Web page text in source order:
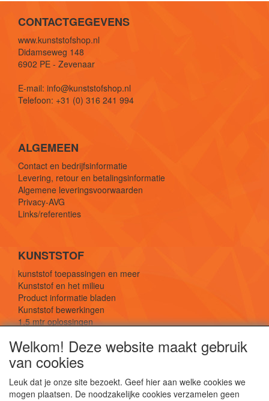
CONTACTGEGEVENS
www.kunststofshop.nl
Didamseweg 148
6902 PE - Zevenaar
E-mail: info@kunststofshop.nl
Telefoon: +31 (0) 316 241 994
ALGEMEEN
Contact en bedrijfsinformatie
Levering, retour en betalingsinformatie
Algemene leveringsvoorwaarden
Privacy-AVG
Links/referenties
KUNSTSTOF
kunststof toepassingen en meer
Kunststof en het milieu
Product informatie bladen
Kunststof bewerkingen
1,5 mtr oplossingen
SOCIALE MEDIA
Welkom! Deze website maakt gebruik
van cookies
Leuk dat je onze site bezoekt. Geef hier aan welke cookies we
mogen plaatsen. De noodzakelijke cookies verzamelen geen